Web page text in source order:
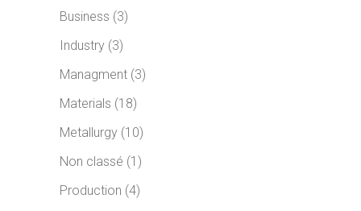
Business (3)
Industry (3)
Managment (3)
Materials (18)
Metallurgy (10)
Non classé (1)
Production (4)